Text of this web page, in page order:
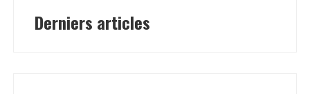
Derniers articles